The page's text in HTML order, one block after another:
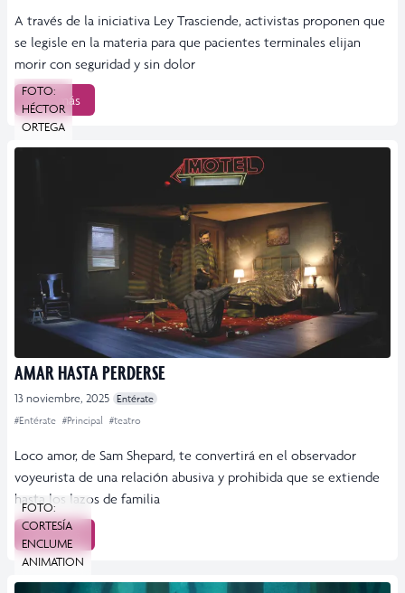
A través de la iniciativa Ley Trasciende, activistas proponen que
se legisle en la materia para que pacientes terminales elijan
morir con seguridad y sin dolor
Leer más
FOTO:
HÉCTOR
ORTEGA
AMAR HASTA PERDERSE
13 noviembre, 2025 Entérate
#Entérate #Principal #teatro
Loco amor, de Sam Shepard, te convertirá en el observador
voyeurista de una relación abusiva y prohibida que se extiende
hasta los lazos de familia
Leer más
FOTO:
CORTESÍA
ENCLUME
ANIMATION